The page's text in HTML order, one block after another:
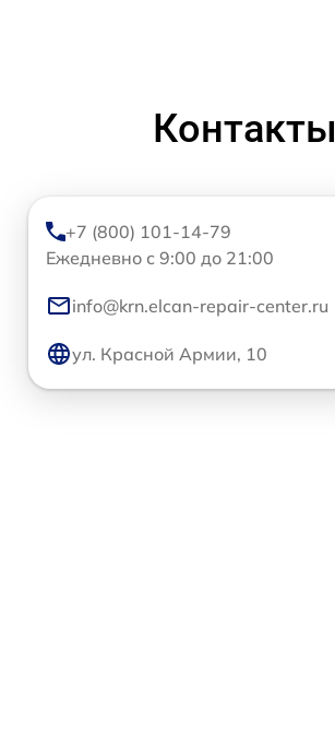
Контакты
+7 (800) 101-14-79
Ежедневно с 9:00 до 21:00
info@krn.elcan-repair-center.ru
ул. Красной Армии, 10